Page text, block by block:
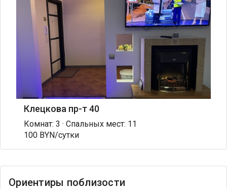
Клецкова пр-т 40
Комнат: 3 · Спальных мест: 11
100 BYN/сутки
Ориентиры поблизости